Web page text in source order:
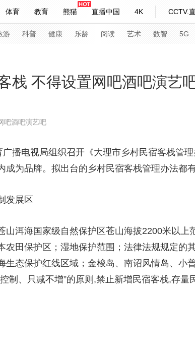
体育 教育 熊猫 直播中国 4K CCTV.
妙语 热解读 天天学习
持人 下载央视影音
游 科普 健康 乐龄 阅读 艺术 数智 5G
道 VR/AR 4K专区 全景新闻
入列 人生第一次 人生第二次
奥会
央博 非遗 文化 旅游 科普 健康 乐龄
云起 超级工厂 智敬中国 全民健康 颜选攻略
栈 不得设置网吧酒吧演艺
吧酒吧演艺吧
电视局组织召开《大理市乡村民宿客栈管理
成为品牌。拟出台的乡村民宿客栈管理办法都
展区
海国家级自然保护区苍山海拔2200米以上
农田保护区；湿地保护范围；法律法规规定的
生态保护红线区域；金梭岛、南诏风情岛、小
制、只减不增”的原则,禁止新增民宿客栈,存